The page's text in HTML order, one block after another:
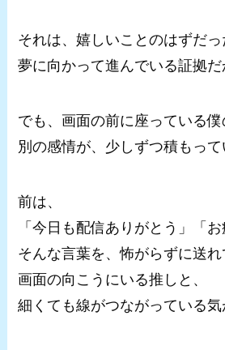
それは、嬉しいことのはずだっ
夢に向かって進んでいる証拠だ
でも、画面の前に座っている僕
別の感情が、少しずつ積もって
前は、
「今日も配信ありがとう」「お
そんな言葉を、怖がらずに送れ
画面の向こうにいる推しと、
細くても線がつながっている気